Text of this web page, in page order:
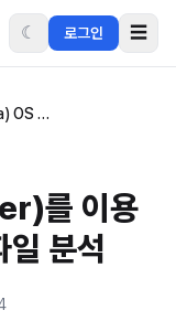
☾ 로그인 ☰
GDB (GNU Debugger)를 이용한 (Java) OS Core 파일 분석
를 이용
분석